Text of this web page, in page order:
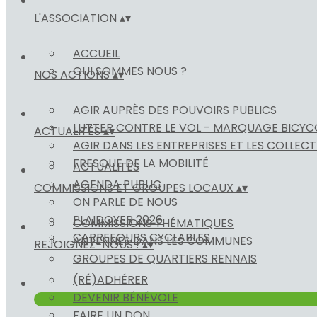
L'ASSOCIATION ▴▾
ACCUEIL
QUI SOMMES NOUS ?
NOS ACTIONS▴▾
AGIR AUPRÈS DES POUVOIRS PUBLICS
LUTTER CONTRE LE VOL - MARQUAGE
AGIR DANS LES ENTREPRISES ET LES
FRESQUE DE LA MOBILITÉ
ACTUALITÉS▴▾
ACTUALITÉS
AGENDA PUBLIC
ON PARLE DE NOUS
PLAIDOYER 2026
CARREFOURS CYCLABLES
COMMISSIONS ET GROUPES LOCAUX ▴▾
COMMISSIONS THÉMATIQUES
ANTENNES DANS LES COMMUNES
GROUPES DE QUARTIERS RENNAIS
REJOIGNEZ-NOUS !▴▾
(RÉ)ADHÉRER
DEVENIR BÉNÉVOLE